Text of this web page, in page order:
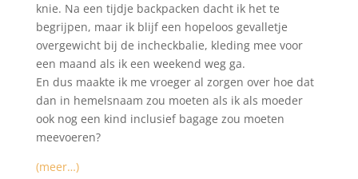
knie. Na een tijdje backpacken dacht ik het te
begrijpen, maar ik blijf een hopeloos gevalletje
overgewicht bij de incheckbalie, kleding mee voor
een maand als ik een weekend weg ga.
En dus maakte ik me vroeger al zorgen over hoe dat
dan in hemelsnaam zou moeten als ik als moeder
ook nog een kind inclusief bagage zou moeten
meevoeren?
(meer…)